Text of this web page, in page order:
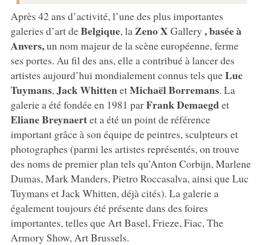
Après 42 ans d’activité, l’une des plus importantes
galeries d’art deBelgique, la Zeno XGallery , basée à
Anvers,un nom majeur de la scène européenne, ferme
ses portes. Au fil des ans, elle a contribué à lancer des
artistes aujourd’hui mondialement connus tels queLuc
Tuymans, Jack WhittenetMichaël Borremans. La
galerie a été fondée en 1981 parFrank Demaegdet
Eliane Breynaertet a été un point de référence
important grâce à son équipe de peintres, sculpteurs et
photographes (parmi les artistes représentés, on trouve
des noms de premier plan tels qu’Anton Corbijn, Marlene
Dumas, Mark Manders, Pietro Roccasalva, ainsi que Luc
Tuymans et Jack Whitten, déjà cités). La galerie a
également toujours été présente dans des foires
importantes, telles que Art Basel, Frieze, Fiac, The
Armory Show, Art Brussels.